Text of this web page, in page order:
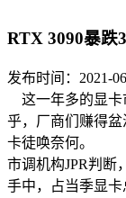
企业邮局
权威安全认证
数据备份
快照备份灵
SSL证书
确保信息的
RTX 3090暴跌
发布时间：2021-
这一年多的显卡
乎，厂商们赚得
卡徒唤奈何。
市调机构JPR判断
手中，占当季显卡